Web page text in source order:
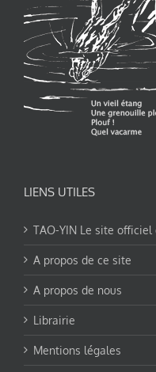
LIENS UTILES
TAO-YIN Le site
A propos de ce site
A propos de nous
Librairie
Mentions légales